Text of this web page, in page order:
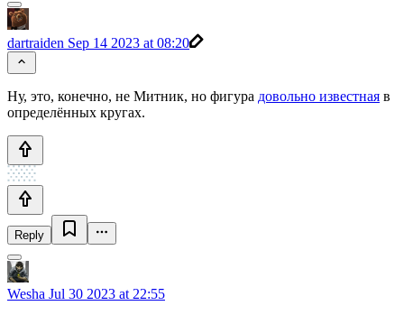
dartraiden Sep 14 2023 at 08:20
Ну, это, конечно, не Митник, но фигура довольно известная в
определённых кругах.
Reply
Wesha Jul 30 2023 at 22:55